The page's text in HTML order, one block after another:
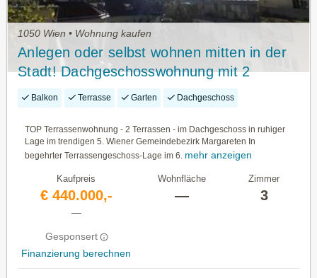
1050 Wien • Wohnung kaufen
Anlegen oder selbst wohnen mitten in der
Stadt! Dachgeschosswohnung mit 2
Terrassen im Trend-Bezirk Margareten in
Balkon Terrasse Garten Dachgeschoss
TOP Terrassenwohnung - 2 Terrassen - im Dachgeschoss in ruhiger
Lage im trendigen 5. Wiener Gemeindebezirk Margareten In
begehrter Terrassengeschoss-Lage im 6. mehr anzeigen
Kaufpreis
€ 440.000,-
—
Gesponsert
Finanzierung berechnen
Wohnfläche
—
Zimmer
3